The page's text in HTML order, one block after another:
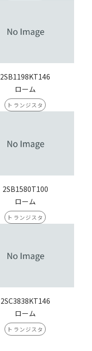
2SB1198KT146
ローム
トランジスタ
2SB1580T100
ローム
トランジスタ
2SC3838KT146
ローム
トランジスタ